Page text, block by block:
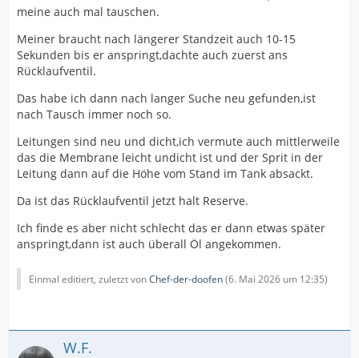
meine auch mal tauschen.
Meiner braucht nach längerer Standzeit auch 10-15
Sekunden bis er anspringt,dachte auch zuerst ans
Rücklaufventil.
Das habe ich dann nach langer Suche neu gefunden,ist
nach Tausch immer noch so.
Leitungen sind neu und dicht,ich vermute auch mittlerweile
das die Membrane leicht undicht ist und der Sprit in der
Leitung dann auf die Höhe vom Stand im Tank absackt.
Da ist das Rücklaufventil jetzt halt Reserve.
Ich finde es aber nicht schlecht das er dann etwas später
anspringt,dann ist auch überall Öl angekommen.
Einmal editiert, zuletzt vonChef-der-doofen(6. Mai 2026 um 12:35)
W.F.